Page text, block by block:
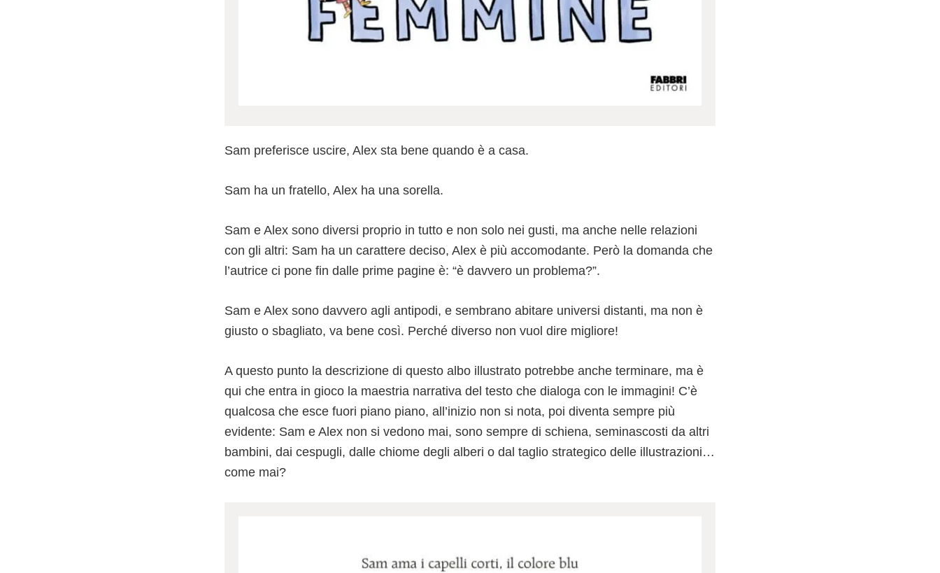
Sam preferisce uscire, Alex sta bene quando è a casa.
Sam ha un fratello, Alex ha una sorella.
Sam e Alex sono diversi proprio in tutto e non solo nei gusti, ma anche nelle relazioni
con gli altri: Sam ha un carattere deciso, Alex è più accomodante. Però la domanda che
l’autrice ci pone fin dalle prime pagine è: “è davvero un problema?”.
Sam e Alex sono davvero agli antipodi, e sembrano abitare universi distanti, ma non è
giusto o sbagliato, va bene così. Perché diverso non vuol dire migliore!
A questo punto la descrizione di questo albo illustrato potrebbe anche terminare, ma è
qui che entra in gioco la maestria narrativa del testo che dialoga con le immagini! C’è
qualcosa che esce fuori piano piano, all’inizio non si nota, poi diventa sempre più
evidente: Sam e Alex non si vedono mai, sono sempre di schiena, seminascosti da altri
bambini, dai cespugli, dalle chiome degli alberi o dal taglio strategico delle illustrazioni…
come mai?